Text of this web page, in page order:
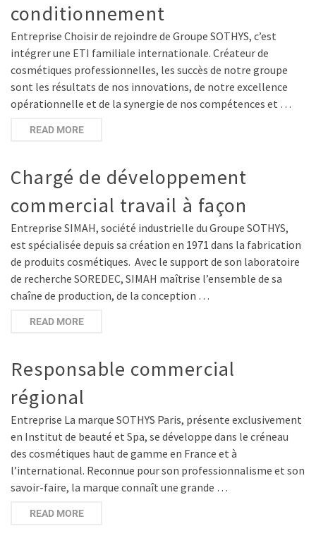
conditionnement
Entreprise Choisir de rejoindre de Groupe SOTHYS, c’est
intégrer une ETI familiale internationale. Créateur de
cosmétiques professionnelles, les succès de notre groupe
sont les résultats de nos innovations, de notre excellence
opérationnelle et de la synergie de nos compétences et …
READ MORE
Chargé de développement
commercial travail à façon
Entreprise SIMAH, société industrielle du Groupe SOTHYS,
est spécialisée depuis sa création en 1971 dans la fabrication
de produits cosmétiques. Avec le support de son laboratoire
de recherche SOREDEC, SIMAH maîtrise l’ensemble de sa
chaîne de production, de la conception …
READ MORE
Responsable commercial
régional
Entreprise La marque SOTHYS Paris, présente exclusivement
en Institut de beauté et Spa, se développe dans le créneau
des cosmétiques haut de gamme en France et à
l’international. Reconnue pour son professionnalisme et son
savoir-faire, la marque connaît une grande …
READ MORE